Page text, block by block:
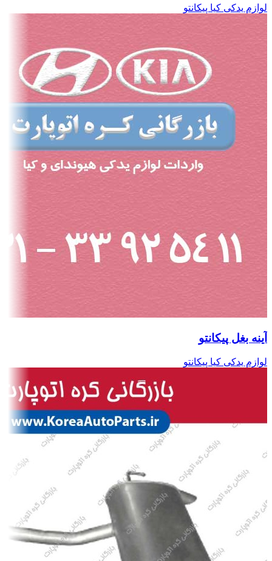
لوازم یدکی کیا پیکانتو
آینه بغل پیکانتو
لوازم یدکی کیا پیکانتو